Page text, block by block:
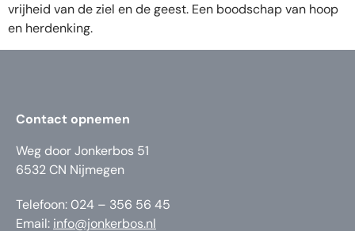
vrijheid van de ziel en de geest. Een boodschap van hoop
en herdenking.
Contact opnemen
Weg door Jonkerbos 51
6532 CN Nijmegen
Telefoon: 024 – 356 56 45
Email: info@jonkerbos.nl